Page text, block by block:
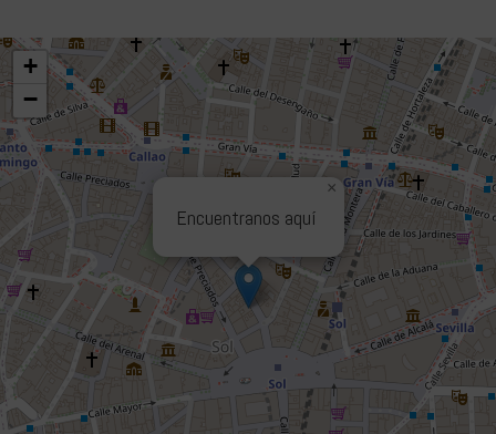
Encuentranos aquí
×
+
−